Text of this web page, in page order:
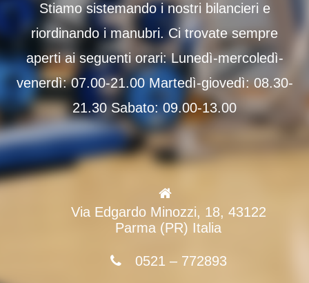
Stiamo sistemando i nostri bilancieri e
riordinando i manubri. Ci trovate sempre
aperti ai seguenti orari: Lunedì-mercoledì-
venerdì: 07.00-21.00 Martedì-giovedì: 08.30-
21.30 Sabato: 09.00-13.00
Via Edgardo Minozzi, 18, 43122
Parma (PR) Italia
0521 – 772893